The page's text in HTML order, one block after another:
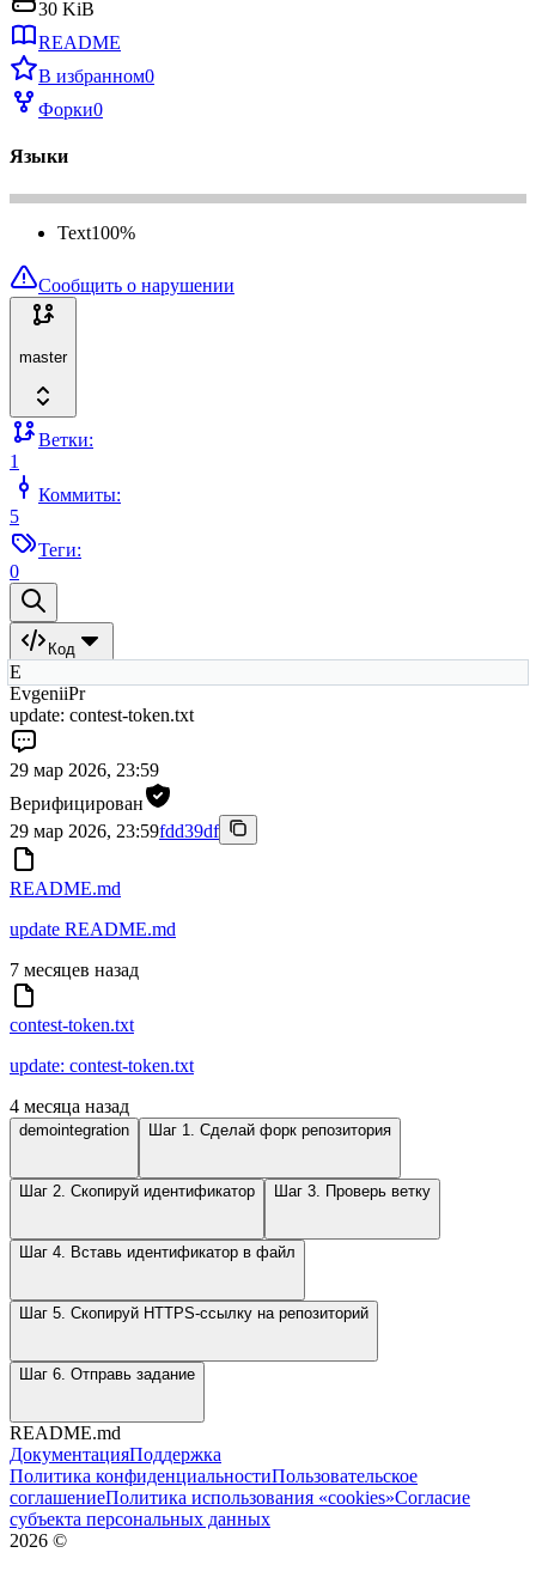
30 KiB
README
В избранном0
Форки0
Языки
Text100%
Сообщить о нарушении
master
Ветки:
1
Коммиты:
5
Теги:
0
Код
E
EvgeniiPr
update: contest-token.txt
29 мар 2026, 23:59
Верифицирован
29 мар 2026, 23:59fdd39df
README.md
update README.md
7 месяцев назад
contest-token.txt
update: contest-token.txt
4 месяца назад
demointegration Шаг 1. Сделай форк репозитория
Шаг 2. Скопируй идентификатор Шаг 3. Проверь ветку
Шаг 4. Вставь идентификатор в файл
Шаг 5. Скопируй HTTPS-ссылку на репозиторий
Шаг 6. Отправь задание
README.md
ДокументацияПоддержка
Политика конфиденциальностиПользовательское
соглашениеПолитика использования «cookies»Согласие
субъекта персональных данных
2026 ©